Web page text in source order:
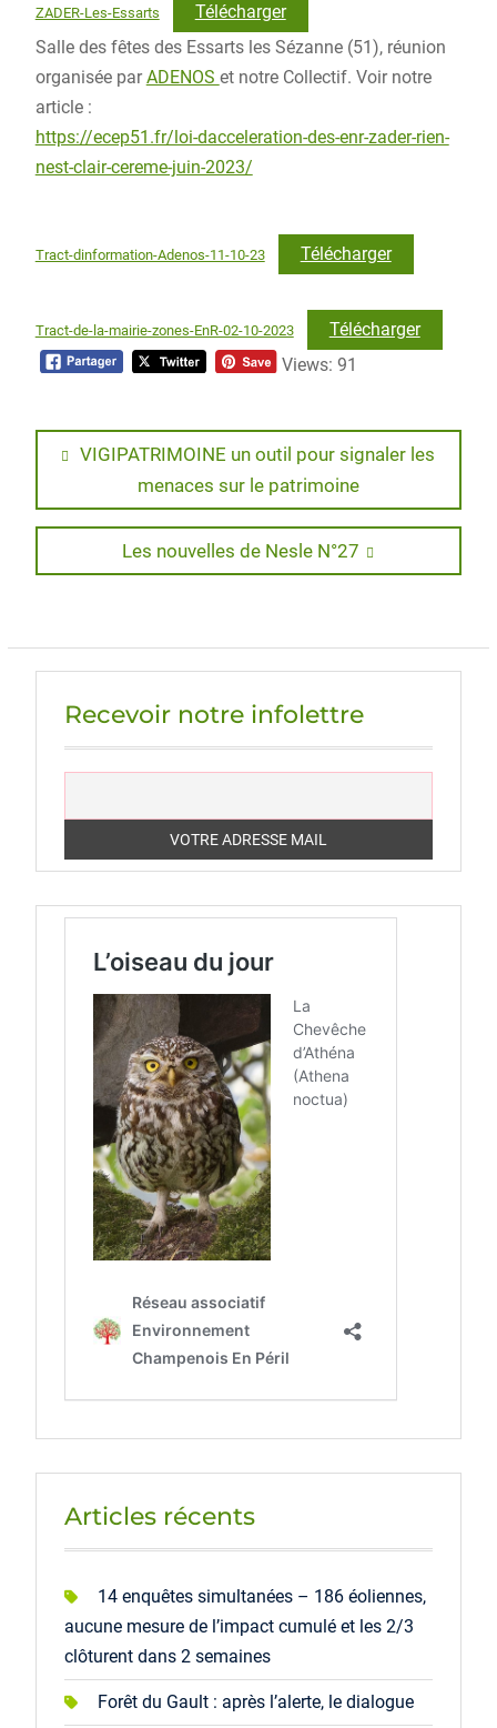
ZADER-Les-Essarts
Télécharger
Salle des fêtes des Essarts les Sézanne (51), réunion
organisée parADENOS et notre Collectif. Voir notre
article :
https://ecep51.fr/loi-dacceleration-des-enr-zader-rien-
nest-clair-cereme-juin-2023/
Tract-dinformation-Adenos-11-10-23 Télécharger
Tract-de-la-mairie-zones-EnR-02-10-2023
Télécharger
Views: 91
Navigation
l’article
Previous
VIGIPATRIMOINE un outil pour signaler les
menaces sur le patrimoine
Next
post:
Les nouvelles de Nesle N°27
Recevoir notre infolettre
Articles récents
14 enquêtes simultanées – 186 éoliennes,
aucune mesure de l’impact cumulé et les 2/3
clôturent dans 2 semaines
Forêt du Gault : après l’alerte, le dialogue